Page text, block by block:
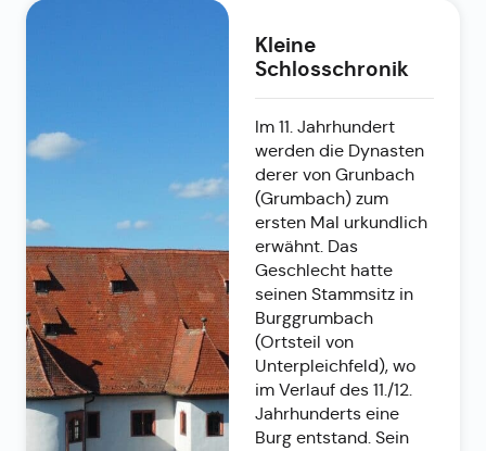
Kleine
Schlosschronik
Im 11. Jahrhundert
werden die Dynasten
derer von Grunbach
(Grumbach) zum
ersten Mal urkundlich
erwähnt. Das
Geschlecht hatte
seinen Stammsitz in
Burggrumbach
(Ortsteil von
Unterpleichfeld), wo
im Verlauf des 11./12.
Jahrhunderts eine
Burg entstand. Sein